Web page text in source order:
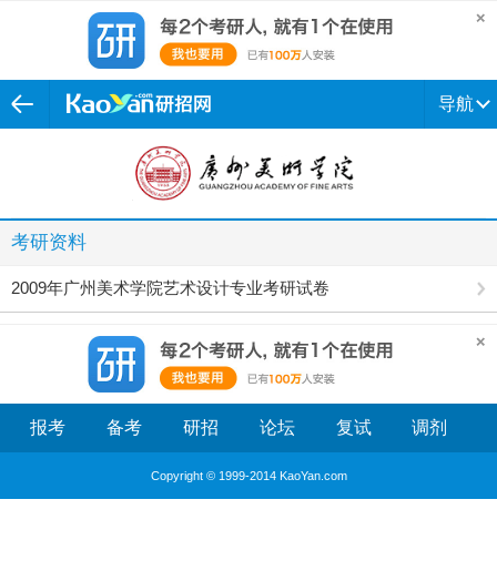
导航
考研资料
2009年广州美术学院艺术设计专业考研试卷
报考 备考 研招 论坛 复试 调剂
Copyright © 1999-2014 KaoYan.com